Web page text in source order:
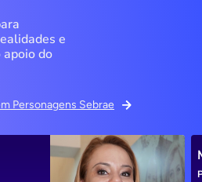
e
apoio do
Personagens Sebrae